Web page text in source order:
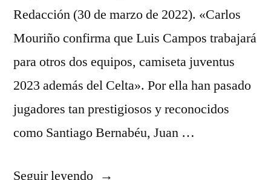
Redacción (30 de marzo de 2022). «Carlos
Mouriño confirma que Luis Campos trabajará
para otros dos equipos, camiseta juventus
2023 además del Celta». Por ella han pasado
jugadores tan prestigiosos y reconocidos
como Santiago Bernabéu, Juan …
Seguir leyendo«Real